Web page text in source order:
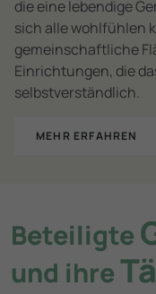
die eine lebendige
sich alle wohlfühlen
gemeinschaftliche
Einrichtungen, die
selbstverständlich.
MEHR ERFAHREN
Beteiligte
und ihre